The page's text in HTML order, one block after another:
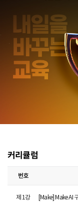
커리큘럼
번호
제 1강 [Make] Make AI